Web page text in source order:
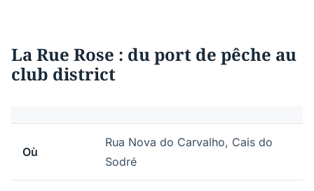
La Rue Rose : du port de pêche au
club district
Où
Rua Nova do Carvalho, Cais do
Sodré